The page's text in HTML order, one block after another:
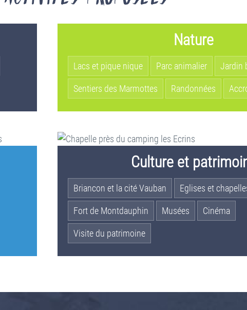
Nature
Lacs et pique nique Parc animalier Jardin
Sentiers des Marmottes Randonnées
Culture et
Briancon et la cité Vauban Eglises et
Fort de Montdauphin Musées Cinéma
Visite du patrimoine